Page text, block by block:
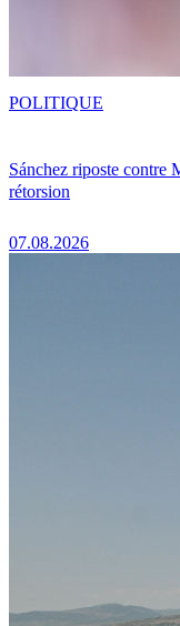
Sánchez riposte contre
rétorsion
07.08.2026
POLITIQUE